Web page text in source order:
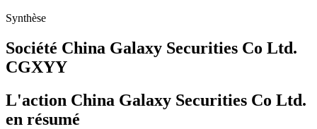
Synthèse
Société China Galaxy Securities Co Ltd.
CGXYY
L'action China Galaxy Securities Co Ltd.
en résumé